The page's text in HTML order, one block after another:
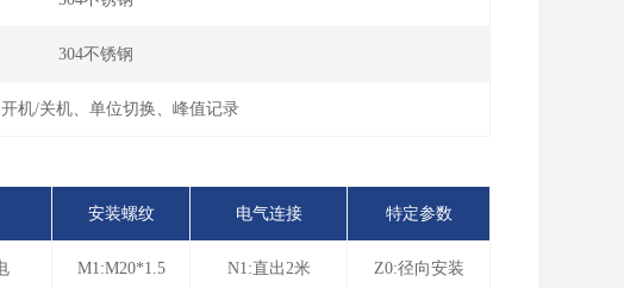
304不锈钢
机/关机、单位切换、峰值记录
安装螺纹 电气连接 特定参数
M1:M20*1.5
N1:直出2米
Z0:径向安装